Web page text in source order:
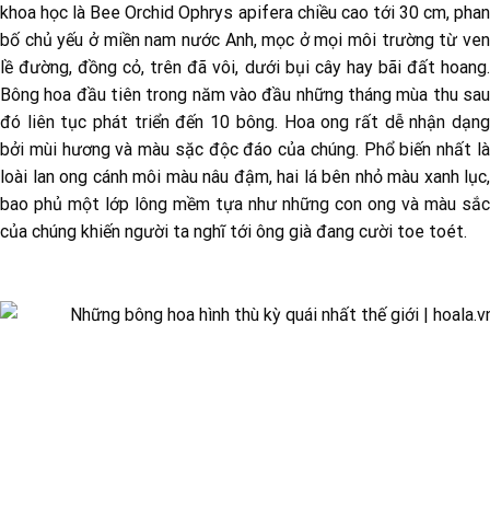
khoa học là Bee Orchid Ophrys apifera chiều cao tới 30 cm, phan
bố chủ yếu ở miền nam nước Anh, mọc ở mọi môi trường từ ven
lề đường, đồng cỏ, trên đã vôi, dưới bụi cây hay bãi đất hoang.
Bông hoa đầu tiên trong năm vào đầu những tháng mùa thu sau
đó liên tục phát triển đến 10 bông. Hoa ong rất dễ nhận dạng
bởi mùi hương và màu sặc độc đáo của chúng. Phổ biến nhất là
loài lan ong cánh môi màu nâu đậm, hai lá bên nhỏ màu xanh lục,
bao phủ một lớp lông mềm tựa như những con ong và màu sắc
của chúng khiến người ta nghĩ tới ông già đang cười toe toét.